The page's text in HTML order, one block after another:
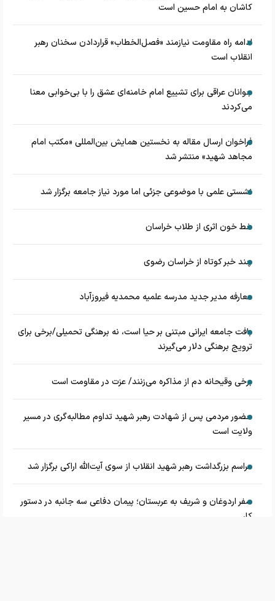
کاشان به امام حسین است
ادامه راه مقاومت نیازمند «فصل‌الخطاب» قراردادن سخنان رهبر
انقلاب است
جوانان عراقی برای تشییع امام خامنه‌ای عشق را با بی‌خوابی معنا
می‌کردند
فراخوان ارسال مقاله به نخستین همایش بین‌المللی «مکتب امام
مجاهد شهید» منتشر شد
نشستی علمی با موضوعی جزئی اما مورد نیاز جامعه برگزار شد
خط خون اثری از طلاب خراسان
چند خبر کوتاه از خراسان رضوی
معارفه مدیر جدید مدرسه علمیه محمدیه فیروزآباد
بافت جامعه ایرانی مبتنی بر حیا است، نه برهنگی تحمیلی/برخی برای
ترویج برهنگی دلار می‌گیرند
برخی وقیحانه دم از مذاکره می‌زنند/ عزت در مقاومت است
حضور مردمی پس از شهادت رهبر شهید تداوم مطالبه‌گری در مسیر
ولایت است
مراسم بزرگداشت رهبر شهید انقلاب از سوی آیت‌الله اراکی برگزار شد
سفر اردوغان و شریف به عربستان؛ پیمان دفاعی سه جانبه در دستور
کار